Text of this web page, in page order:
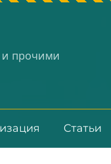
и прочими
Статьи